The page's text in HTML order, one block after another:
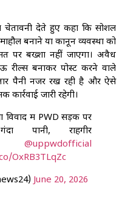
देते हुए कहा कि सोशल
बनाने या कानून व्यवस्था को
पर बख्शा नहीं जाएगा। अवैध
रील्स बनाकर पोस्ट करने वाले
पैनी नजर रख रही है और ऐसे
जारी रहेगी।
विवाद में PWD सड़क पर
पानी, राहगीर
@uppwdofficial
OxRB3TLqZc
June 20, 2026